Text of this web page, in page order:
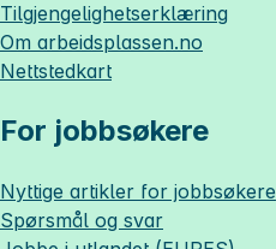
Tilgjengelighetserklæring
Om arbeidsplassen.no
Nettstedkart
For jobbsøkere
Nyttige artikler for jobbsøkere
Spørsmål og svar